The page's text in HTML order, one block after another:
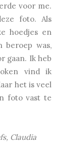
voor me.
foto. Als
hoedjes en
beroep was,
gaan. Ik heb
vind ik
het is veel
foto vast te
Claudia